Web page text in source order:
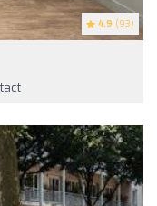
4.9 (93)